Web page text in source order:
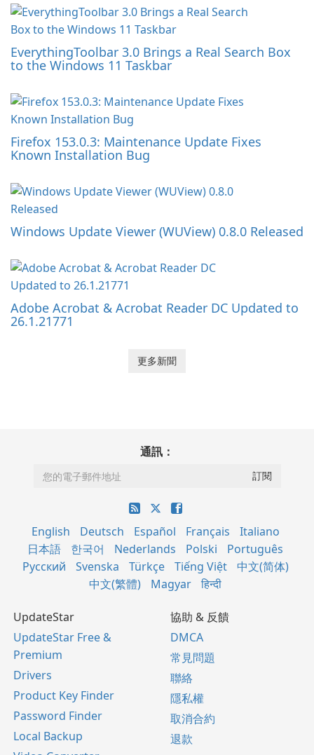
EverythingToolbar 3.0 Brings a Real Search Box
to the Windows 11 Taskbar
Firefox 153.0.3: Maintenance Update Fixes
Known Installation Bug
Windows Update Viewer (WUView) 0.8.0 Released
Adobe Acrobat & Acrobat Reader DC Updated to
26.1.21771
更多新聞
通訊：
English Deutsch Español Français
Italiano
日本語
한국어 Nederlands Polski
Português
Русский
Svenska Türkçe Tiếng Việt
中文(简体)
中文(繁體)
Magyar हिन्दी
UpdateStar
UpdateStar Free &
Premium
Drivers
Product Key Finder
Password Finder
Local Backup
協助 & 反饋
DMCA
常見問題
聯絡
隱私權
取消合約
退款